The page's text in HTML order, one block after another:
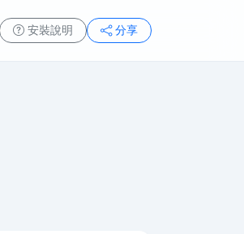
安裝說明 分享